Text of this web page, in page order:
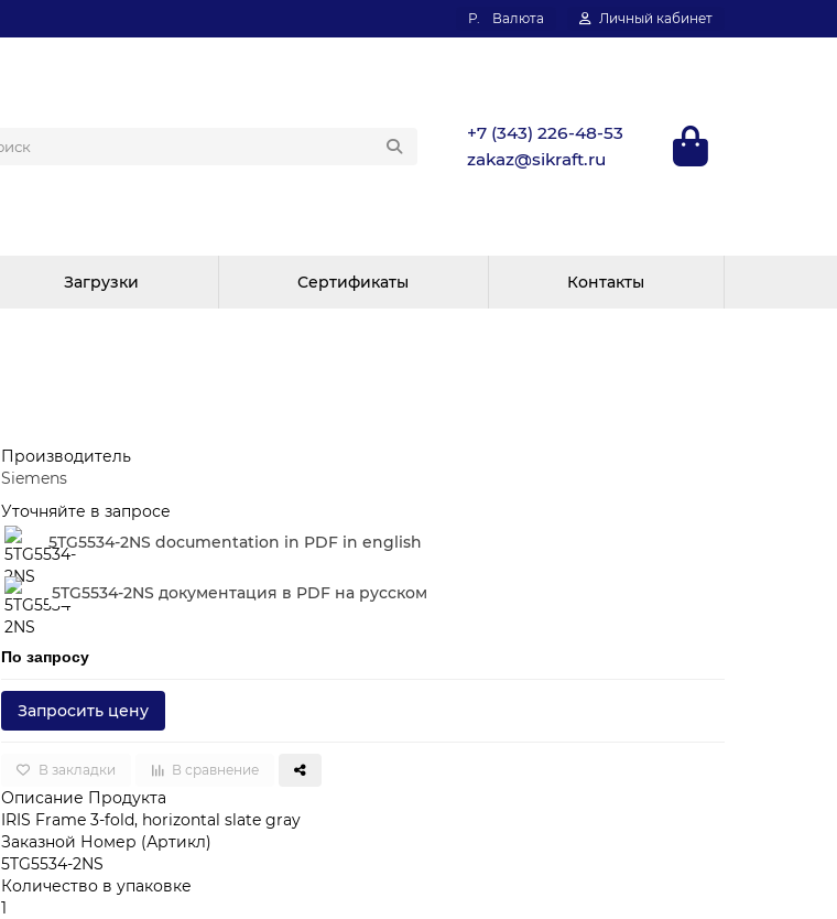
Р. Валюта Личный кабинет
+7 (343) 226-48-53
zakaz@sikraft.ru
Загрузки Сертификаты Контакты
Производитель
Siemens
Уточняйте в запросе
5TG5534-2NS documentation in PDF in english
5TG5534-2NS документация в PDF на русском
По запросу
Запросить цену
В закладки В сравнение
Описание Продукта
IRIS Frame 3-fold, horizontal slate gray
Заказной Номер (Артикл)
5TG5534-2NS
Количество в упаковке
1